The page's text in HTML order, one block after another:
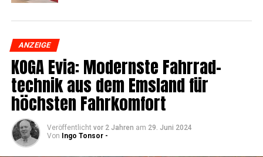
ANZEIGE
KOGA Evia: Moderns­te Fahr­rad­
tech­nik aus dem Ems­land für
höchs­ten Fahrkomfort
Veröffentlicht vor 2 Jahren am 29. Juni 2024
Von
Ingo Tonsor -